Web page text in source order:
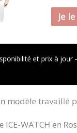
Cette
avec
détaillé
ses
et prix à jour
modèle travaillé
ICE-WATCH en